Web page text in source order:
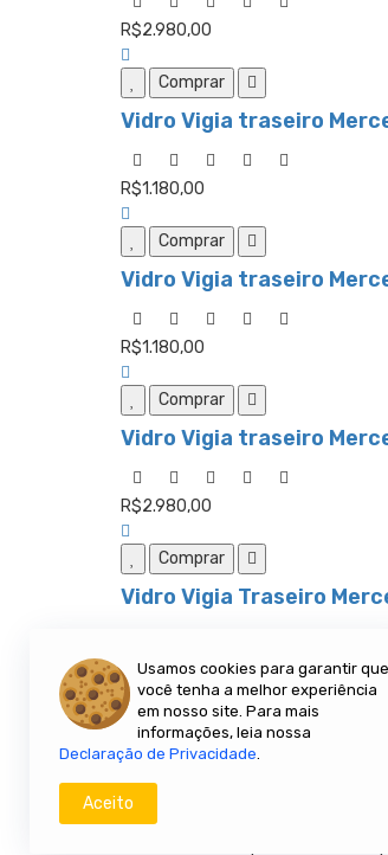
R$2.980,00
Comprar
Vidro Vigia traseiro
R$1.180,00
Comprar
Vidro Vigia traseiro
R$1.180,00
Comprar
Vidro Vigia traseiro
R$2.980,00
Comprar
Vidro Vigia Traseiro
R$1.080,00
Comprar
Vidro Vigia Traseiro
R$3.980,00
Usamos cookies para garantir que
você tenha a melhor experiência
em nosso site. Para mais
informações, leia nossa
Declaração de Privacidade.
Aceito